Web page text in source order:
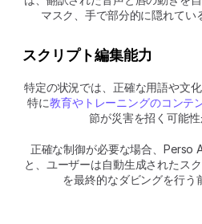
マスク、手で部分的に隠れてい
スクリプト編集能力
特定の状況では、正確な用語や文
特に教育やトレーニングのコンテ
節が災害を招く可能性
正確な制御が必要な場合、Perso
と、ユーザーは自動生成されたス
を最終的なダビングを行う